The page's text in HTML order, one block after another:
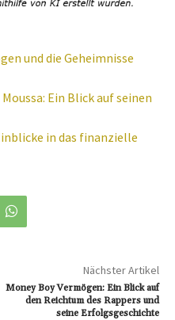
und die Geheimnisse
Ein Blick auf seinen
in das finanzielle
Nächster Artikel
Money Boy Vermögen: Ein Blick auf
den Reichtum des Rappers und
seine Erfolgsgeschichte